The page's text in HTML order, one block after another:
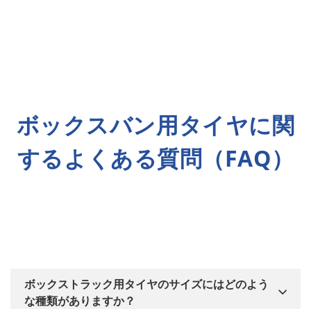
ボックスバン用タイヤに関
するよくある質問（FAQ）
ボックストラック用タイヤのサイズにはどのよう
な種類がありますか？